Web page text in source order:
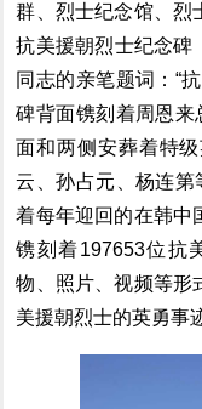
群、烈士纪念馆、烈
抗美援朝烈士纪念碑
同志的亲笔题词 ： “
碑背面镌刻着周恩来
面和两侧 安葬着特
云、孙占元、 杨连第
着每年迎回的在韩中
镌刻着197653位抗
物、照片、视频等形
美援朝烈士的英勇事